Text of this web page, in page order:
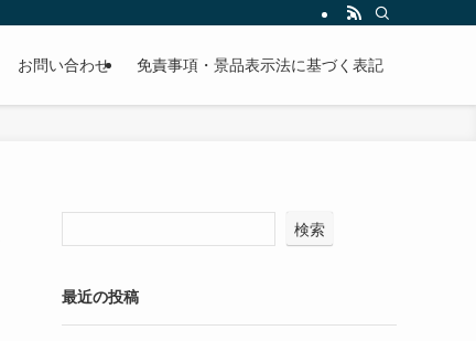
お問い合わせ 免責事項・景品表示法に基づく表記
検索
最近の投稿